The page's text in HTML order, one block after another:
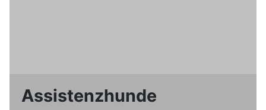
Assistenzhunde